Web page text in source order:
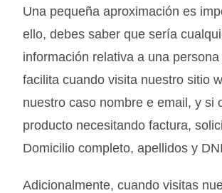
Una pequeña aproximación es
ello, debes saber que sería
información relativa a una
facilita cuando visita nuestro sitio
nuestro caso nombre e email, y si
producto necesitando factura,
Domicilio completo, apellidos y
Adicionalmente, cuando visitas